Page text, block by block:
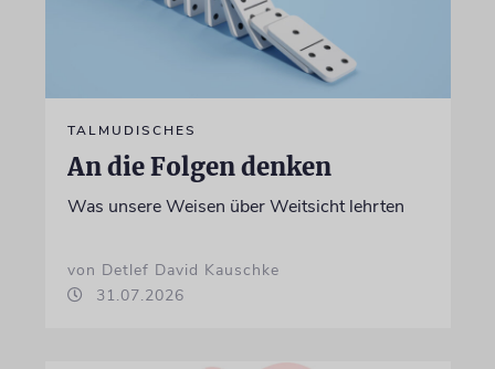
TALMUDISCHES
An die Folgen denken
Was unsere Weisen über Weitsicht lehrten
von Detlef David Kauschke
31.07.2026